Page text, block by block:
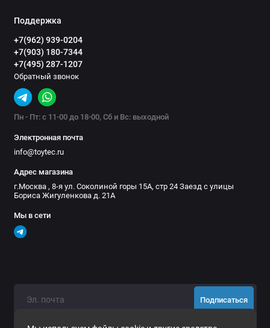
Поддержка
+7(962) 939-0204
+7(903) 180-7344
+7(495) 287-1207
Обратный звонок
Пн - Пт: с 11-00 до 18-00, Сб и Вс: выходной
Электронная почта
info@toytec.ru
Адрес магазина
г.Москва , 8-я ул. Соколиной горы 15А, стр 24 Заезд с улицы
Бориса Жигуленкова д. 21А
Мы в сети
Подписаться